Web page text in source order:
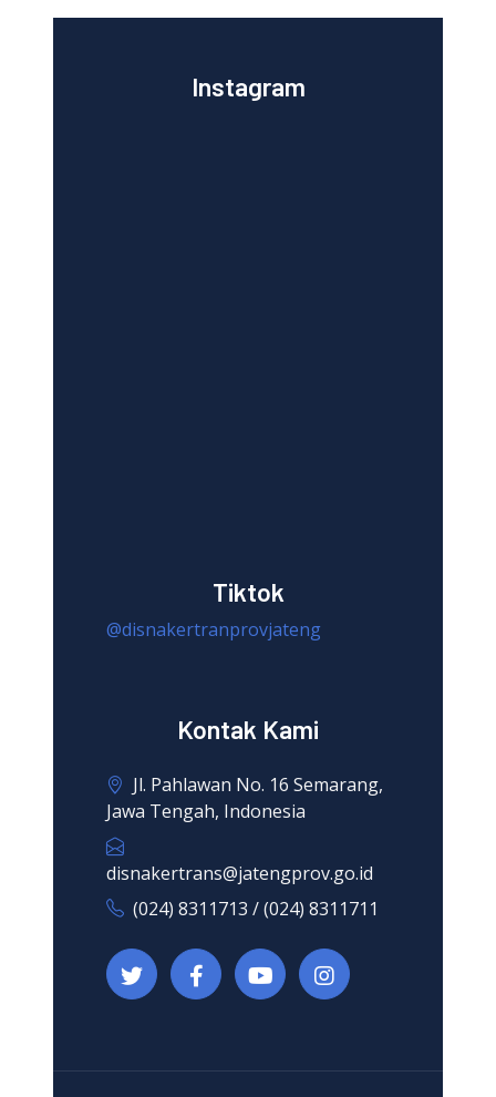
Instagram
Tiktok
@disnakertranprovjateng
Kontak Kami
Jl. Pahlawan No. 16 Semarang,
Jawa Tengah, Indonesia
disnakertrans@jatengprov.go.id
(024) 8311713 / (024) 8311711